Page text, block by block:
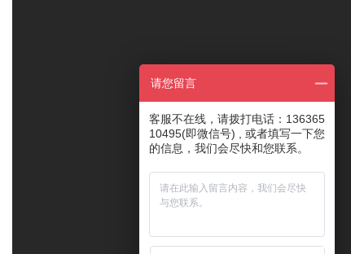
请您留言
客服不在线，请拨打电话：136365
10495(即微信号) , 或者填写一下您
的信息，我们会尽快和您联系。